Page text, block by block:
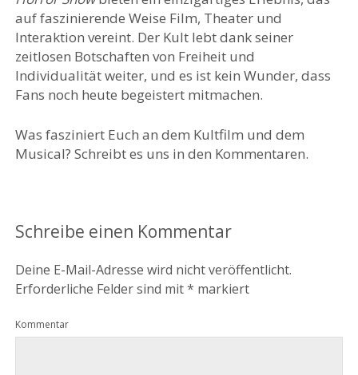
auf faszinierende Weise Film, Theater und
Interaktion vereint. Der Kult lebt dank seiner
zeitlosen Botschaften von Freiheit und
Individualität weiter, und es ist kein Wunder, dass
Fans noch heute begeistert mitmachen.
Was fasziniert Euch an dem Kultfilm und dem
Musical? Schreibt es uns in den Kommentaren.
Schreibe einen Kommentar
Deine E-Mail-Adresse wird nicht veröffentlicht.
Erforderliche Felder sind mit* markiert
Kommentar